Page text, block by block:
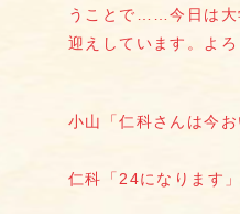
うことで……今日は大
迎えしています。よ
小山「仁科さんは今
仁科「24になります